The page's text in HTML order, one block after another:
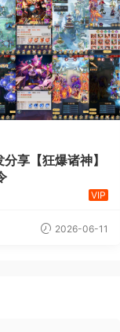
分享【狂爆诸神】
VIP
2026-06-11